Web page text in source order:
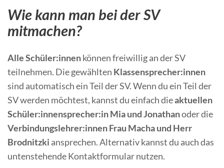
Wie kann man bei der SV
mitmachen?
Alle Schüler:innenkönnen freiwillig an der SV
teilnehmen. Die gewählten Klassensprecher:innen
sind automatisch ein Teil der SV. Wenn du ein Teil der
SV werden möchtest, kannst du einfach dieaktuellen
Schüler:innensprecher:inMia und Jonathanoder die
Verbindungslehrer:innen Frau Macha und Herr
Brodnitzki ansprechen. Alternativ kannst du auch das
untenstehende Kontaktformular nutzen.